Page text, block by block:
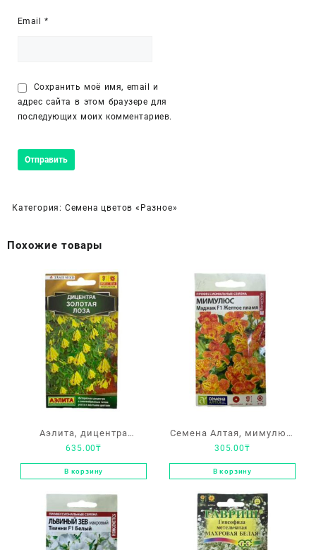
Email*
Сохранить моё имя, email и
адрес сайта в этом браузере для
последующих моих комментариев.
Категория: Семена цветов «Разное»
Похожие товары
Аэлита, дицентра
«Золотая лоза»
635.00₸
В корзину
Семена Алтая, мимулюс,
Мэджик F1, «Желтое
пламя»
305.00₸
В корзину